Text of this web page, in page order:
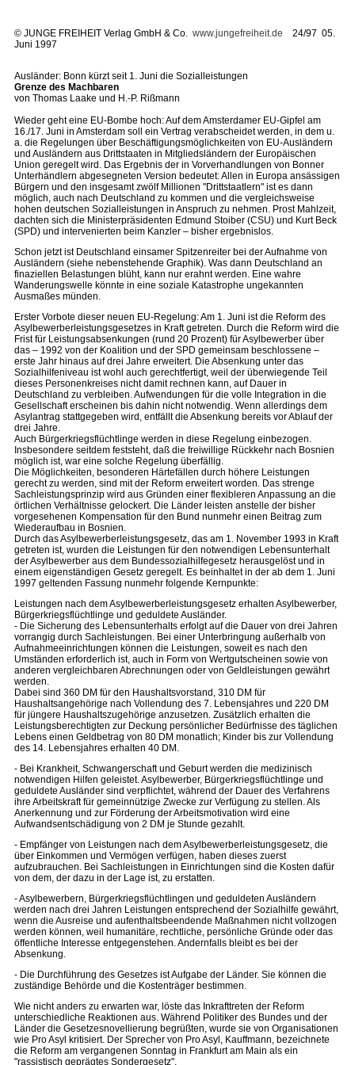
© JUNGE FREIHEIT Verlag GmbH & Co. www.jungefreiheit.de 24/97 05.
Juni 1997
Ausländer: Bonn kürzt seit 1. Juni die Sozialleistungen
Grenze des Machbaren
von Thomas Laake und H.-P. Rißmann
Wieder geht eine EU-Bombe hoch: Auf dem Amsterdamer EU-Gipfel am
16./17. Juni in Amsterdam soll ein Vertrag verabscheidet werden, in dem u.
a. die Regelungen über Beschäftigungsmöglichkeiten von EU-Ausländern
und Ausländern aus Drittstaaten in Mitgliedsländern der Europäischen
Union geregelt wird. Das Ergebnis der in Vorverhandlungen von Bonner
Unterhändlern abgesegneten Version bedeutet: Allen in Europa ansässigen
Bürgern und den insgesamt zwölf Millionen "Drittstaatlern" ist es dann
möglich, auch nach Deutschland zu kommen und die vergleichsweise
hohen deutschen Sozialleistungen in Anspruch zu nehmen. Prost Mahlzeit,
dachten sich die Ministerpräsidenten Edmund Stoiber (CSU) und Kurt Beck
(SPD) und intervenierten beim Kanzler – bisher ergebnislos.
Schon jetzt ist Deutschland einsamer Spitzenreiter bei der Aufnahme von
Ausländern (siehe nebenstehende Graphik). Was dann Deutschland an
finaziellen Belastungen blüht, kann nur erahnt werden. Eine wahre
Wanderungswelle könnte in eine soziale Katastrophe ungekannten
Ausmaßes münden.
Erster Vorbote dieser neuen EU-Regelung: Am 1. Juni ist die Reform des
Asylbewerberleistungsgesetzes in Kraft getreten. Durch die Reform wird die
Frist für Leistungsabsenkungen (rund 20 Prozent) für Asylbewerber über
das – 1992 von der Koalition und der SPD gemeinsam beschlossene –
erste Jahr hinaus auf drei Jahre erweitert. Die Absenkung unter das
Sozialhilfeniveau ist wohl auch gerechtfertigt, weil der überwiegende Teil
dieses Personenkreises nicht damit rechnen kann, auf Dauer in
Deutschland zu verbleiben. Aufwendungen für die volle Integration in die
Gesellschaft erscheinen bis dahin nicht notwendig. Wenn allerdings dem
Asylantrag stattgegeben wird, entfällt die Absenkung bereits vor Ablauf der
drei Jahre.
Auch Bürgerkriegsflüchtlinge werden in diese Regelung einbezogen.
Insbesondere seitdem feststeht, daß die freiwillige Rückkehr nach Bosnien
möglich ist, war eine solche Regelung überfällig.
Die Möglichkeiten, besonderen Härtefällen durch höhere Leistungen
gerecht zu werden, sind mit der Reform erweitert worden. Das strenge
Sachleistungsprinzip wird aus Gründen einer flexibleren Anpassung an die
örtlichen Verhältnisse gelockert. Die Länder leisten anstelle der bisher
vorgesehenen Kompensation für den Bund nunmehr einen Beitrag zum
Wiederaufbau in Bosnien.
Durch das Asylbewerberleistungsgesetz, das am 1. November 1993 in Kraft
getreten ist, wurden die Leistungen für den notwendigen Lebensunterhalt
der Asylbewerber aus dem Bundessozialhilfegesetz herausgelöst und in
einem eigenständigen Gesetz geregelt. Es beinhaltet in der ab dem 1. Juni
1997 geltenden Fassung nunmehr folgende Kernpunkte:
Leistungen nach dem Asylbewerberleistungsgesetz erhalten Asylbewerber,
Bürgerkriegsflüchtlinge und geduldete Ausländer.
- Die Sicherung des Lebensunterhalts erfolgt auf die Dauer von drei Jahren
vorrangig durch Sachleistungen. Bei einer Unterbringung außerhalb von
Aufnahmeeinrichtungen können die Leistungen, soweit es nach den
Umständen erforderlich ist, auch in Form von Wertgutscheinen sowie von
anderen vergleichbaren Abrechnungen oder von Geldleistungen gewährt
werden.
Dabei sind 360 DM für den Haushaltsvorstand, 310 DM für
Haushaltsangehörige nach Vollendung des 7. Lebensjahres und 220 DM
für jüngere Haushaltszugehörige anzusetzen. Zusätzlich erhalten die
Leistungsberechtigten zur Deckung persönlicher Bedürfnisse des täglichen
Lebens einen Geldbetrag von 80 DM monatlich; Kinder bis zur Vollendung
des 14. Lebensjahres erhalten 40 DM.
- Bei Krankheit, Schwangerschaft und Geburt werden die medizinisch
notwendigen Hilfen geleistet. Asylbewerber, Bürgerkriegsflüchtlinge und
geduldete Ausländer sind verpflichtet, während der Dauer des Verfahrens
ihre Arbeitskraft für gemeinnützige Zwecke zur Verfügung zu stellen. Als
Anerkennung und zur Förderung der Arbeitsmotivation wird eine
Aufwandsentschädigung von 2 DM je Stunde gezahlt.
- Empfänger von Leistungen nach dem Asylbewerberleistungsgesetz, die
über Einkommen und Vermögen verfügen, haben dieses zuerst
aufzubrauchen. Bei Sachleistungen in Einrichtungen sind die Kosten dafür
von dem, der dazu in der Lage ist, zu erstatten.
- Asylbewerbern, Bürgerkriegsflüchtlingen und geduldeten Ausländern
werden nach drei Jahren Leistungen entsprechend der Sozialhilfe gewährt,
wenn die Ausreise und aufenthaltsbeendende Maßnahmen nicht vollzogen
werden können, weil humanitäre, rechtliche, persönliche Gründe oder das
öffentliche Interesse entgegenstehen. Andernfalls bleibt es bei der
Absenkung.
- Die Durchführung des Gesetzes ist Aufgabe der Länder. Sie können die
zuständige Behörde und die Kostenträger bestimmen.
Wie nicht anders zu erwarten war, löste das Inkrafttreten der Reform
unterschiedliche Reaktionen aus. Während Politiker des Bundes und der
Länder die Gesetzesnovellierung begrüßten, wurde sie von Organisationen
wie Pro Asyl kritisiert. Der Sprecher von Pro Asyl, Kauffmann, bezeichnete
die Reform am vergangenen Sonntag in Frankfurt am Main als ein
"rassistisch geprägtes Sondergesetz".